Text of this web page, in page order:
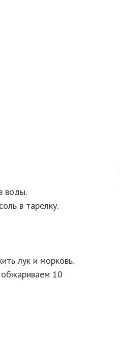
воды.
в тарелку.
лук и морковь.
10